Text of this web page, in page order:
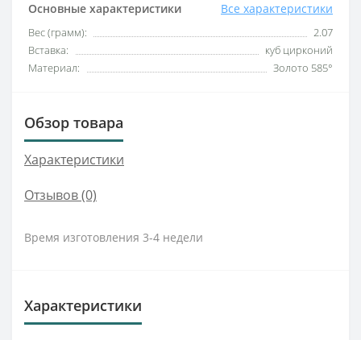
Основные характеристики Все характеристики
Вес (грамм):
2.07
Вставка:
куб цирконий
Материал:
Золото 585°
Обзор товара
Характеристики
Отзывов (0)
Время изготовления 3-4 недели
Характеристики